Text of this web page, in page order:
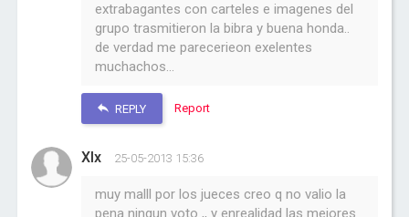
extrabagantes con carteles e imagenes del
grupo trasmitieron la bibra y buena honda..
de verdad me parecerieon exelentes
muchachos...
REPLY Report
Xlx 25-05-2013 15:36
muy malll por los jueces creo q no valio la
pena ningun voto ,, y enrealidad las mejores